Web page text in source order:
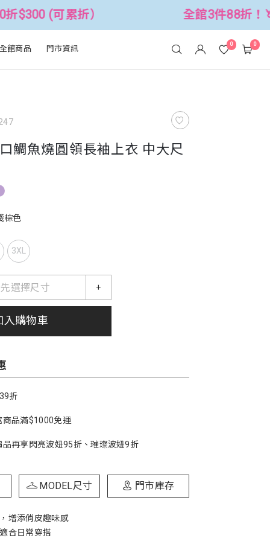
） 全館3件88折！🦄 滿$2500折
全館商品 門市資訊 0 0
鯛魚燒圓領長袖上衣 中大尺
棕色
3XL
選擇尺寸 +
入購物車
折
商品滿$1000免運
品再享閃亮波妞95折、璀璨波妞9折
MODEL尺寸 門市庫存
增添俏皮趣味感
合日常穿搭